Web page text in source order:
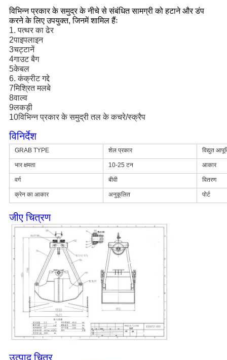
विभिन्न प्रकार के समुद्र के नीचे से संबंधित सामग्री को हटाने और डंप
करने के लिए उपयुक्त, जिनमें शामिल हैंः
1. पत्थर का ढेर
2पाइपलाइन
3चट्टानें
4गाउट बैग
5केबल
6. कंक्रीट गद्दे
7मिश्रित मलबे
8वाल्व
9लकड़ी
10विभिन्न प्रकार के समुद्री तल के कचरे/स्क्रैप
विनिर्देश
GRAB TYPE शेल प्रकार विद्युत
भार क्षमता 10-25 टन आकार
वर्ग बीवी वितरण
क्रेन का आकार अनुकूलित पोर्ट
जीए चित्रण
उत्पाद चित्र